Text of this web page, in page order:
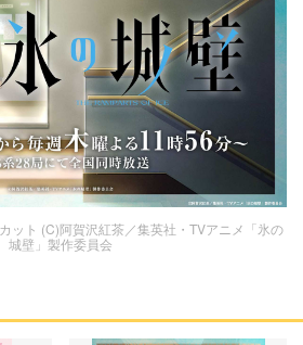
ット (C)阿賀沢紅茶／集英社・TVアニメ「氷の
城壁」製作委員会